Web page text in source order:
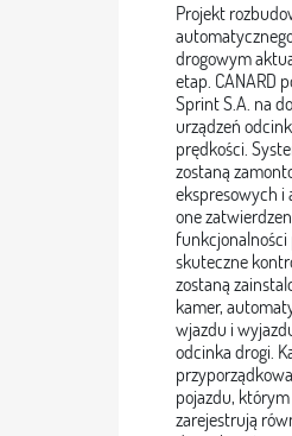
Projekt
drogowym
etap. CANARD
Sprint S.A. na
urządzeń
prędkości.
zostaną
ekspresowych i
one
funkcjonalności
skuteczne
zostaną
kamer,
wjazdu i
odcinka drogi.
pojazdu,
zarejestrują